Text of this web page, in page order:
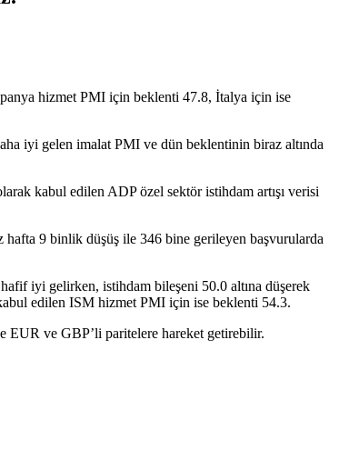
hizmet PMI için beklenti 47.8, İtalya için ise
iyi gelen imalat PMI ve dün beklentinin biraz altında
kabul edilen ADP özel sektör istihdam artışı verisi
hafta 9 binlik düşüş ile 346 bine gerileyen başvurularda
iyi gelirken, istihdam bileşeni 50.0 altına düşerek
edilen ISM hizmet PMI için ise beklenti 54.3.
EUR ve GBP’li paritelere hareket getirebilir.